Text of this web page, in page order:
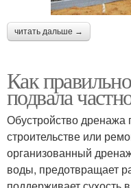
читать дальше →
Как
подвала
Обустройство
строительстве или
организованный
воды, предотвращает